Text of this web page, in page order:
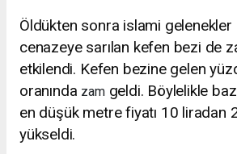
Öldükten sonra islami gelenekler
cenazeye sarılan kefen bezi de
etkilendi. Kefen bezine gelen
oranında zamgeldi. Böylelikle
en düşük metre fiyatı 10 liradan
yükseldi.